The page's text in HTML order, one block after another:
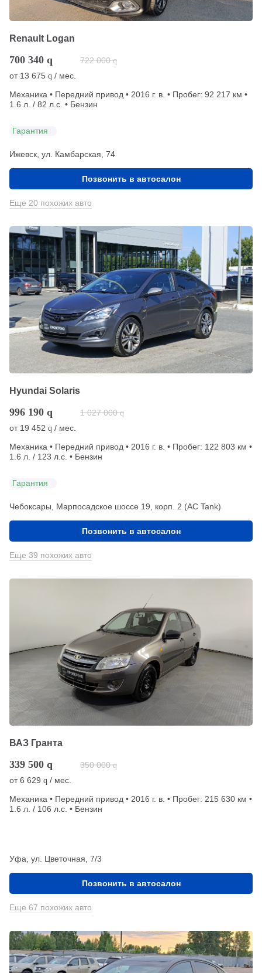
Renault Logan
700 340 q 722 000 q
от 13 675 q / мес.
Механика • Передний привод • 2016 г. в. • Пробег: 92 217 км •
1.6 л. / 82 л.с. • Бензин
Гарантия
Ижевск, ул. Камбарская, 74
Позвонить в автосалон
Еще 20 похожих авто
Hyundai Solaris
996 190 q 1 027 000 q
от 19 452 q / мес.
Механика • Передний привод • 2016 г. в. • Пробег: 122 803 км •
1.6 л. / 123 л.с. • Бензин
Гарантия
Чебоксары, Марпосадское шоссе 19, корп. 2 (АС Tank)
Позвонить в автосалон
Еще 39 похожих авто
ВАЗ Гранта
339 500 q 350 000 q
от6 629 q / мес.
Механика • Передний привод • 2016 г. в. • Пробег: 215 630 км •
1.6 л. / 106 л.с. • Бензин
Уфа, ул. Цветочная, 7/3
Позвонить в автосалон
Еще 67 похожих авто